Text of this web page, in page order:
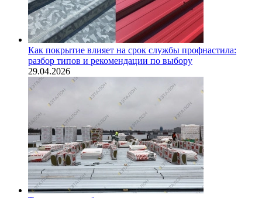
Как покрытие влияет на срок службы профнастила:
разбор типов и рекомендации по выбору
29.04.2026